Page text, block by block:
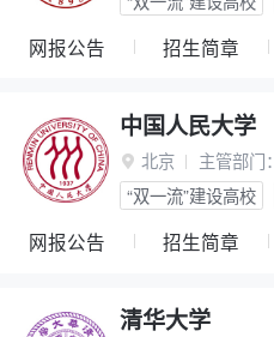
网报公告 招生简章
中国人民大学
 北京 主管部门：
“双一流”建设高校
网报公告 招生简章
清华大学